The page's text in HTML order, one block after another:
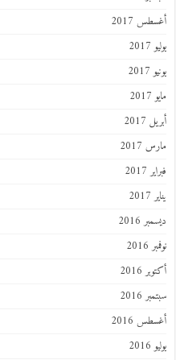
أغسطس 2017
يوليو 2017
يونيو 2017
مايو 2017
أبريل 2017
مارس 2017
فبراير 2017
يناير 2017
ديسمبر 2016
نوفمبر 2016
أكتوبر 2016
سبتمبر 2016
أغسطس 2016
يوليو 2016